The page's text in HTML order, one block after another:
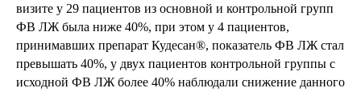
визите у 29 пациентов из основной и контрольной групп
ФВ ЛЖ была ниже 40%, при этом у 4 пациентов,
принимавших препарат Кудесан®, показатель ФВ ЛЖ стал
превышать 40%, у двух пациентов контрольной группы с
исходной ФВ ЛЖ более 40% наблюдали снижение данного